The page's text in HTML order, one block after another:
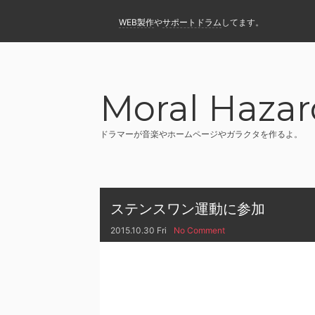
WEB製作やサポートドラム してます。
Moral
ドラマーが音楽やホームページやガラクタを作るよ。
ステンスワン運動に参加
2015.10.30 Fri No Comment